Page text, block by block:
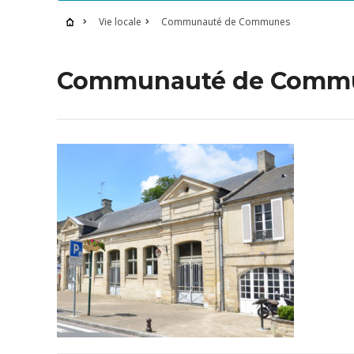
Vie locale Communauté de Communes
Communauté de